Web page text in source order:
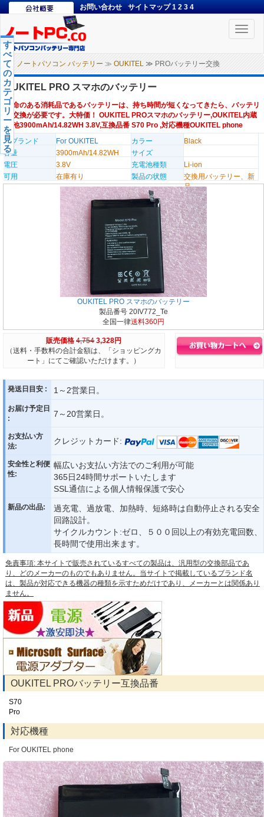
お問い合わせ サイトマップ 1 2 3 4
Toggle
ノートパソコン バッテリー ≫ OUKITEL ≫ PROバッテリー交換
す
べ
て
の
カ
テ
ゴ
リ
ー
を
見
る
OUKITEL PRO スマホのバッテリー
寿命のある消耗品であるバッテリーは、持ち時間が短くなってきたら、バッテリ
ー交換が必要です。大特価！ OUKITEL PROスマホのバッテリー,OUKITEL内蔵
電池3900mAh/14.82WH 3.8V,互換品番 S70 Pro ,対応機種OUKITEL phone
のブランド
For OUKITEL カラー
Black
容量
3900mAh/14.82WH
サイズ
電圧
3.8V 充電池種類
Li-ion
可用
在庫有り 製品の状態
交換用バッテリー、新
品
OUKITEL PRO スマホのバッテリー
製品番号 20IV772_Te
全国一律送料360円
販売価格 4,754 3,328円
（送料・手数料の合計金額は、「ショッピングカ
ート」にてご確認いただけます。）
発送日目安 : 1～2営業日。
お届け予定日
:
7～20営業日。
お支払い方
法:
クレジットカード:
安全性と利便
性:
幅広いお支払い方法でのご利用が可能
365日24時間サポートいたします
SSL通信による個人情報保護で安心
新品の出品:
過充電、過放電、加熱時、短絡時は自動停止される安全
回路設計。
サイクルカウント:ゼロ、５００回以上の有効充電回数、
長時間で使用出来ます。
免責事項: 本サイトで販売されているすべての製品は、汎用型の交換部品であ
り、どのメーカーのものでもありません。当サイトで掲載しているブランド名
は、製品が対応できる機器の種類を示すためだけであり、メーカーとは関係あり
ません。
OUKITEL PROバッテリー互換品番
S70
Pro
対応機種
For OUKITEL phone